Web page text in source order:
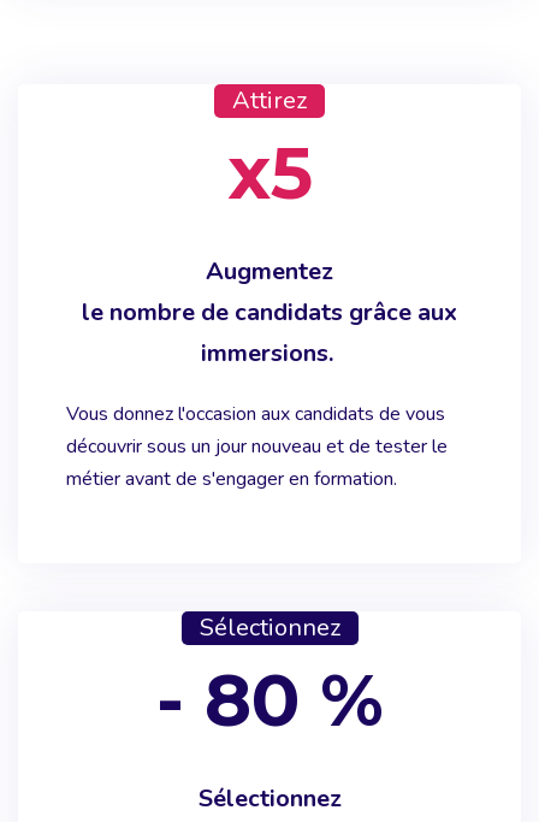
Attirez
x5
Augmentez
le nombre de candidats grâce aux
immersions.
Vous donnez l'occasion aux candidats de vous
découvrir sous un jour nouveau et de tester le
métier avant de s'engager en formation.
Sélectionnez
- 80 %
Sélectionnez